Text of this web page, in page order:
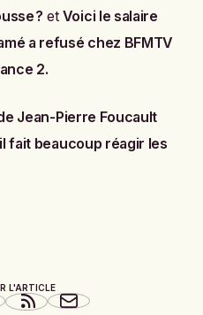
? et Voici le salaire
a refusé chez BFMTV
2.
Jean-Pierre Foucault
fait beaucoup réagir les
L'ARTICLE